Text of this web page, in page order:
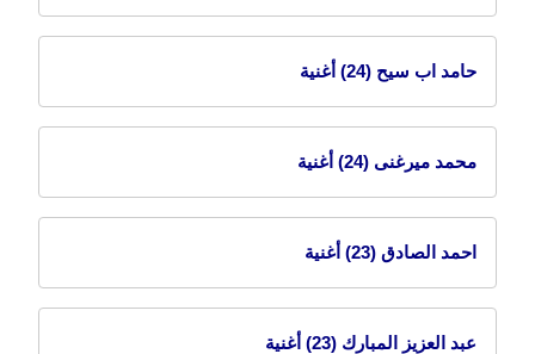
حامد اب سيح (24) أغنية
محمد ميرغنى (24) أغنية
احمد الصادق (23) أغنية
عبد العزيز المبارك (23) أغنية